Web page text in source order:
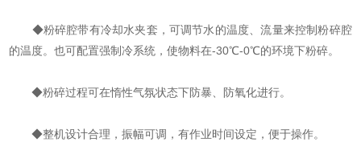
◆粉碎腔带有冷却水夹套，可调节水的温度、流量来控制粉碎腔
的温度。也可配置强制冷系统，使物料在-30℃-0℃的环境下粉碎。
◆粉碎过程可在惰性气氛状态下防暴、防氧化进行。
◆整机设计合理，振幅可调，有作业时间设定，便于操作。